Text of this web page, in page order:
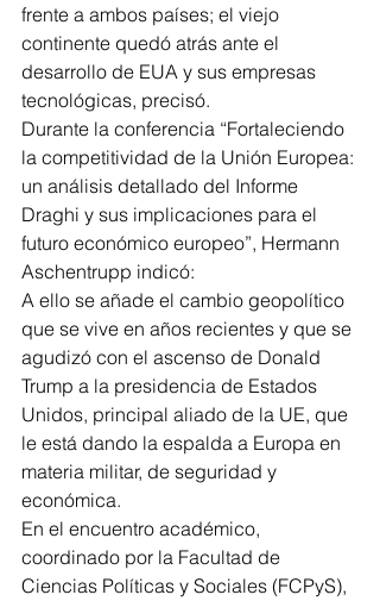
frente a ambos países; el viejo
continente quedó atrás ante el
desarrollo de EUA y sus empresas
tecnológicas, precisó.
Durante la conferencia “Fortaleciendo
la competitividad de la Unión Europea:
un análisis detallado del Informe
Draghi y sus implicaciones para el
futuro económico europeo”, Hermann
Aschentrupp indicó:
A ello se añade el cambio geopolítico
que se vive en años recientes y que se
agudizó con el ascenso de Donald
Trump a la presidencia de Estados
Unidos, principal aliado de la UE, que
le está dando la espalda a Europa en
materia militar, de seguridad y
económica.
En el encuentro académico,
coordinado por la Facultad de
Ciencias Políticas y Sociales (FCPyS),